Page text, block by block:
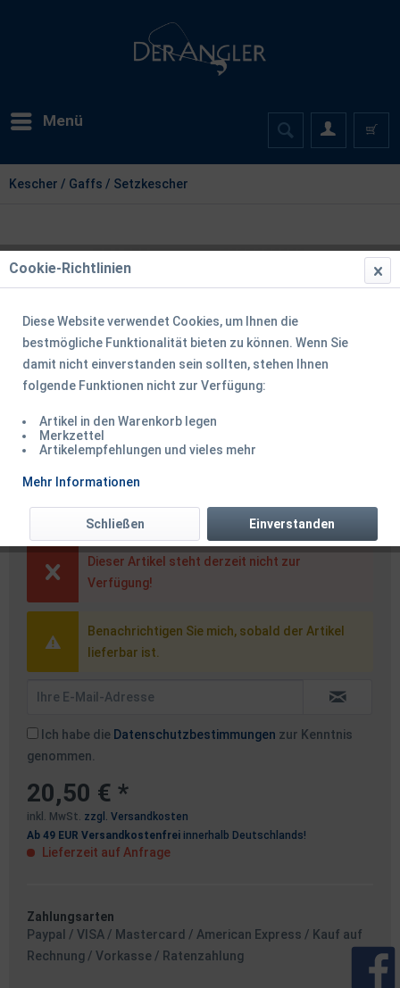
Menü
Kescher / Gaffs / Setzkescher
Net Kescherkopf 50x45x42cm
Dieser Artikel steht derzeit nicht zur
Verfügung!
Benachrichtigen Sie mich, sobald der Artikel
lieferbar ist.
Ich habe die Datenschutzbestimmungen zur Kenntnis
genommen.
20,50 € *
inkl. MwSt. zzgl. Versandkosten
Ab 49 EUR Versandkostenfrei innerhalb Deutschlands!
Lieferzeit auf Anfrage
Zahlungsarten
Paypal / VISA / Mastercard / American Express / Kauf auf
Rechnung / Vorkasse / Ratenzahlung
Cookie-Richtlinien
Diese Website verwendet Cookies, um Ihnen die
bestmögliche Funktionalität bieten zu können. Wenn Sie
damit nicht einverstanden sein sollten, stehen Ihnen
folgende Funktionen nicht zur Verfügung:
Artikel in den Warenkorb legen
Merkzettel
Artikelempfehlungen und vieles mehr
Mehr Informationen
Einverstanden
Schließen